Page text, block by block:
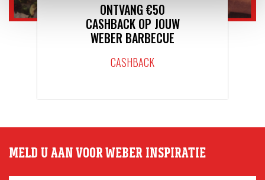
ONTVANG €50
CASHBACK OP JOUW
WEBER BARBECUE
CASHBACK
MELD U AAN VOOR WEBER INSPIRATIE